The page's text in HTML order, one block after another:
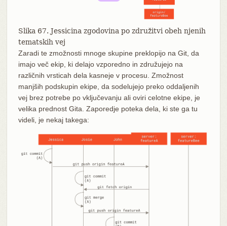
Slika 67. Jessicina zgodovina po združitvi obeh njenih
tematskih vej
Zaradi te zmožnosti mnoge skupine preklopijo na Git, da
imajo več ekip, ki delajo vzporedno in združujejo na
različnih vrsticah dela kasneje v procesu. Zmožnost
manjših podskupin ekipe, da sodelujejo preko oddaljenih
vej brez potrebe po vključevanju ali oviri celotne ekipe, je
velika prednost Gita. Zaporedje poteka dela, ki ste ga tu
videli, je nekaj takega: